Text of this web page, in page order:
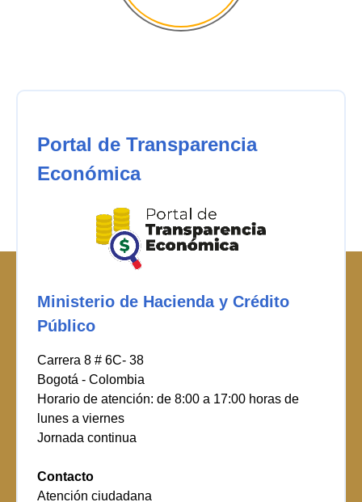
Portal de Transparencia
Económica
Ministerio de Hacienda y Crédito
Público
Carrera 8 # 6C- 38
Bogotá - Colombia
Horario de atención: de 8:00 a 17:00 horas de
lunes a viernes
Jornada continua
Contacto
Atención ciudadana